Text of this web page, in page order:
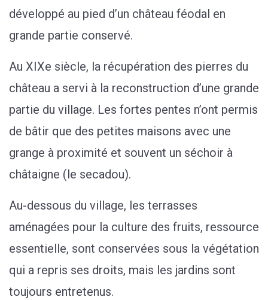
développé au pied d’un château féodal en
grande partie conservé.
Au XIXe siècle, la récupération des pierres du
château a servi à la reconstruction d’une grande
partie du village. Les fortes pentes n’ont permis
de bâtir que des petites maisons avec une
grange à proximité et souvent un séchoir à
châtaigne (le secadou).
Au-dessous du village, les terrasses
aménagées pour la culture des fruits, ressource
essentielle, sont conservées sous la végétation
qui a repris ses droits, mais les jardins sont
toujours entretenus.